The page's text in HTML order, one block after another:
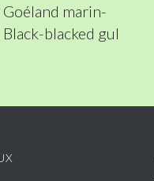
Goéland marin-
Black-blacked gul